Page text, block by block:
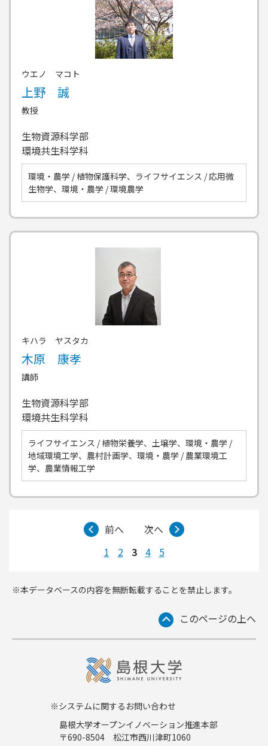
ウエノ マコト
上野 誠
教授
生物資源科学部
環境共生科学科
環境・農学 / 植物保護科学、ライフサイエンス / 応用微
生物学、環境・農学 / 環境農学
キハラ ヤスタカ
木原 康孝
講師
生物資源科学部
環境共生科学科
ライフサイエンス / 植物栄養学、土壌学、環境・農学 /
地域環境工学、農村計画学、環境・農学 / 農業環境工
学、農業情報工学
前へ
次へ
1
2 3 4 5
※本データベースの内容を無断転載することを禁止します。
このページの上へ
※システムに関するお問い合わせ
島根大学オープンイノベーション推進本部
〒690-8504 松江市西川津町1060